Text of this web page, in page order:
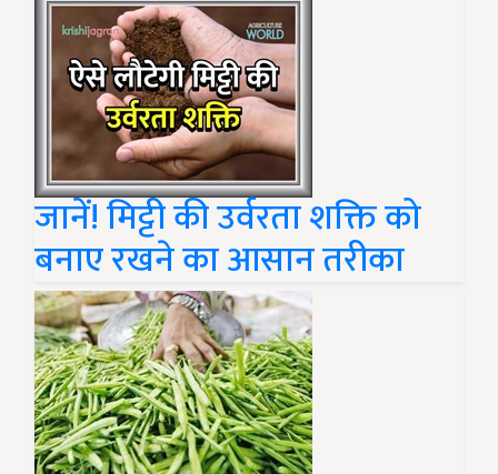
जानें! मिट्टी की उर्वरता शक्ति को
बनाए रखने का आसान तरीका